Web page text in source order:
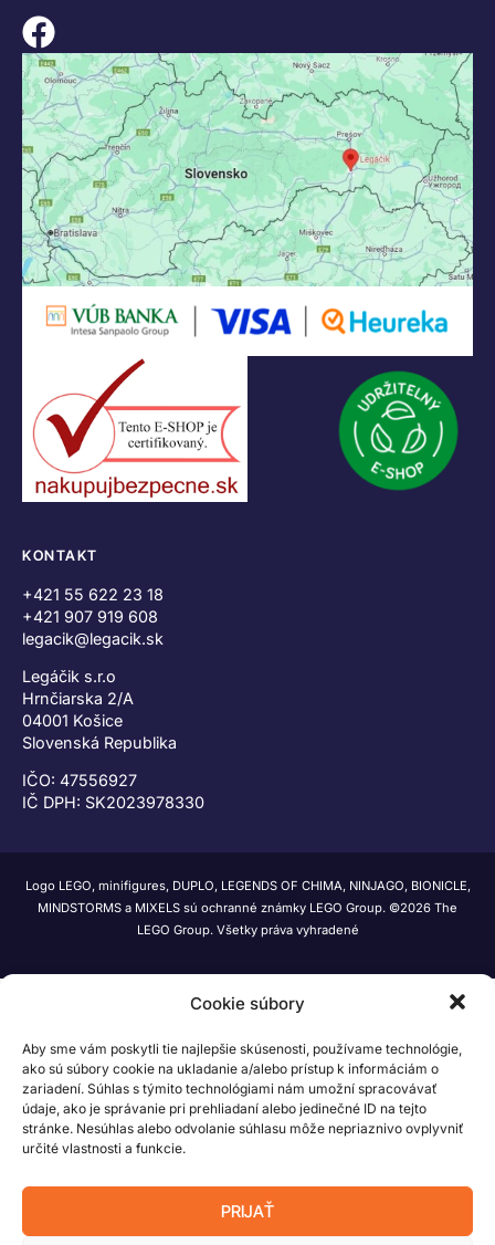
Cookie súbory
Aby sme vám poskytli tie najlepšie skúsenosti, používame technológie,
ako sú súbory cookie na ukladanie a/alebo prístup k informáciám o
zariadení. Súhlas s týmito technológiami nám umožní spracovávať
údaje, ako je správanie pri prehliadaní alebo jedinečné ID na tejto
stránke. Nesúhlas alebo odvolanie súhlasu môže nepriaznivo ovplyvniť
určité vlastnosti a funkcie.
PRIJAŤ
KONTAKT
+421 55 622 23 18
+421 907 919 608
legacik@legacik.sk
Legáčik s.r.o
Hrnčiarska 2/A
04001 Košice
Slovenská Republika
IČO: 47556927
IČ DPH: SK2023978330
Logo LEGO, minifigures, DUPLO, LEGENDS OF CHIMA, NINJAGO, BIONICLE,
MINDSTORMS a MIXELS sú ochranné známky LEGO Group. ©2026 The
LEGO Group. Všetky práva vyhradené